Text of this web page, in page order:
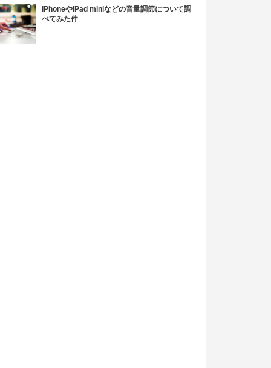
iPhoneやiPad miniなどの音量調節について調
べてみた件